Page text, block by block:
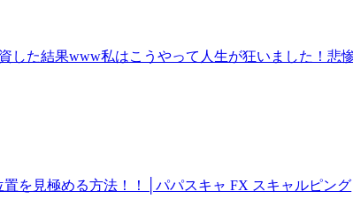
した結果www私はこうやって人生が狂いました！悲
置を見極める方法！！│パパスキャ FX スキャルピング